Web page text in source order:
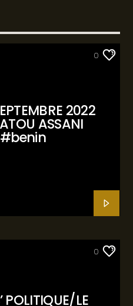
0
2022
ASSANI
0
POLITIQUE/LE